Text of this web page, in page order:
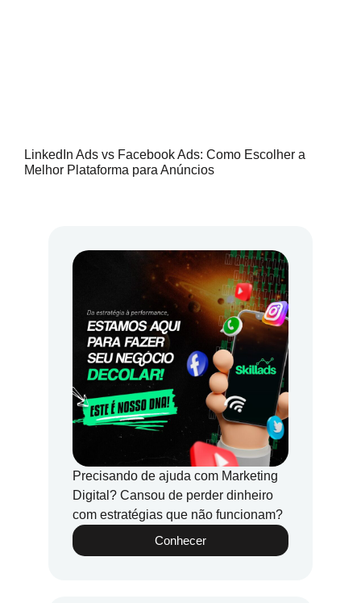
LinkedIn Ads vs Facebook Ads: Como Escolher a
Melhor Plataforma para Anúncios
Precisando de ajuda com Marketing
Digital? Cansou de perder dinheiro
com estratégias que não funcionam?
Conhecer